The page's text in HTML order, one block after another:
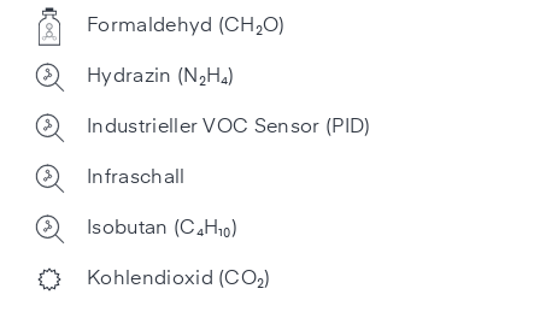
Formaldehyd (CH₂O)
Hydrazin (N₂H₄)
Industrieller VOC Sensor (PID)
Infraschall
Isobutan (C₄H₁₀)
Kohlendioxid (CO₂)